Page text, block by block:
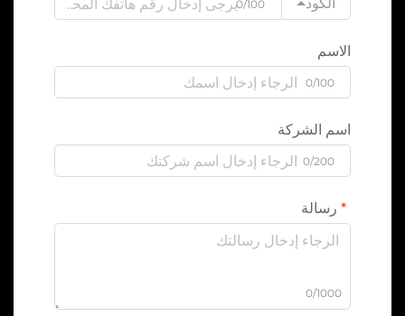
0/100
الاسم
0/100
اسم الشركة
0/200
رسالة
0/1000